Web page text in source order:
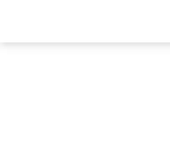
Inhalt